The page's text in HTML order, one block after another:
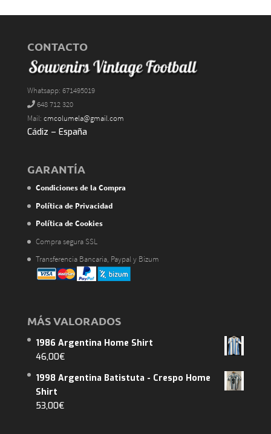
CONTACTO
Whatsapp: 671495019
648 712 320
Mail: cmcolumela@gmail.com
Cádiz – España
GARANTÍA
Condiciones de la Compra
Política de Privacidad
Política de Cookies
Compra segura SSL
Transferencia Bancaria, Paypal y Bizum
MÁS VALORADOS
1986 Argentina Home Shirt
46,00€
1998 Argentina Batistuta - Crespo Home
Shirt
53,00€